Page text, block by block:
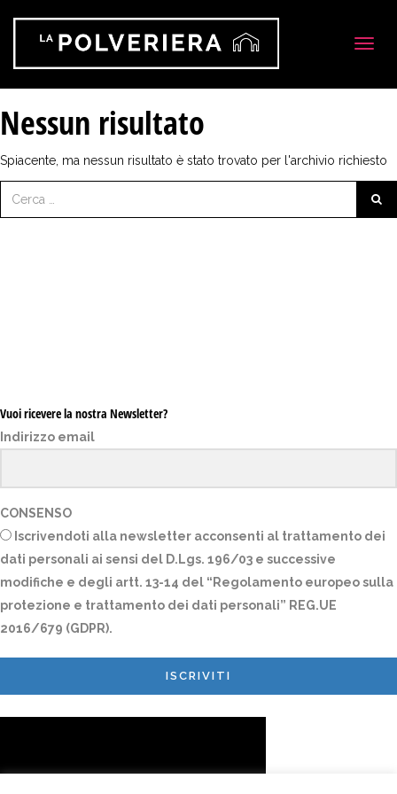
Categoria evento: Workshop
Nessun risultato
Spiacente, ma nessun risultato è stato trovato per l'archivio richiesto
Vuoi ricevere la nostra Newsletter?
Indirizzo email
CONSENSO
Iscrivendoti alla newsletter acconsenti al trattamento dei
dati personali ai sensi del D.Lgs. 196/03 e successive
modifiche e degli artt. 13-14 del “Regolamento europeo sulla
protezione e trattamento dei dati personali” REG.UE
2016/679 (GDPR).
ISCRIVITI